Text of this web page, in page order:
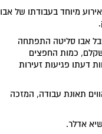
מיוחד בעבודתו של אבו
אבו סליטה התפתחה
כמות החפצים
דעתו פגיעות זעירות
תאונת עבודה, המזכה
אדלר.